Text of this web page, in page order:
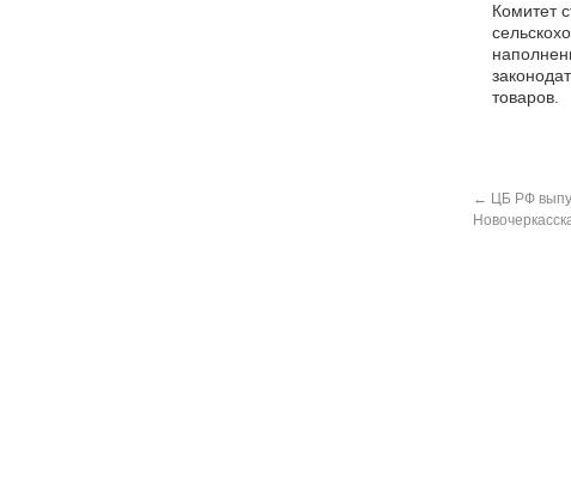
Комитет
товаров.
← ЦБ РФ